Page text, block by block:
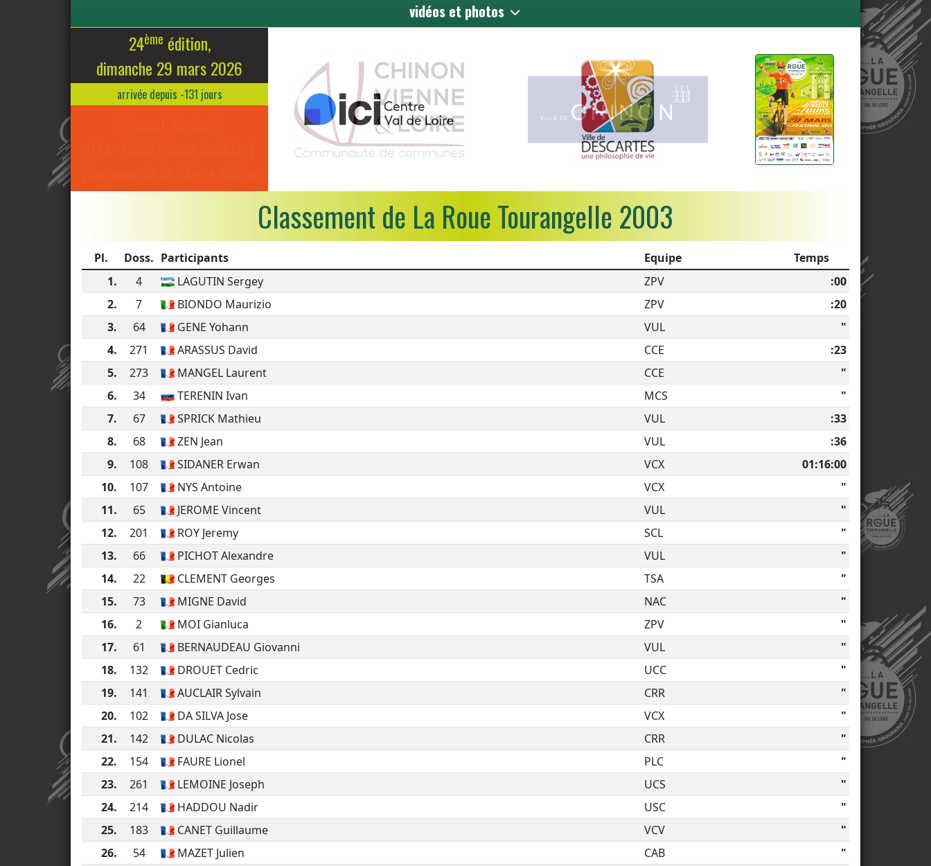
vidéos et photos
24ème édition,
dimanche 29 mars 2026
arrivée depuis -131 jours
Classement de La Roue Tourangelle 2003
Pl. Doss. Participants Equipe
Temps
1.
4 LAGUTIN Sergey ZPV
:00
2.
7 BIONDO Maurizio ZPV
:20
3.
64 GENE Yohann VUL
"
4.
271 ARASSUS David CCE
:23
5.
273 MANGEL Laurent CCE
"
6.
34 TERENIN Ivan MCS
"
7.
67 SPRICK Mathieu VUL
:33
8.
68 ZEN Jean VUL
:36
9.
108 SIDANER Erwan VCX
01:16:00
10.
107 NYS Antoine VCX
"
11.
65 JEROME Vincent VUL
"
12.
201 ROY Jeremy SCL
"
13.
66 PICHOT Alexandre VUL
"
14.
22 CLEMENT Georges TSA
"
15.
73 MIGNE David NAC
"
16.
2 MOI Gianluca ZPV
"
17.
61 BERNAUDEAU Giovanni VUL
"
18.
132 DROUET Cedric UCC
"
19.
141 AUCLAIR Sylvain CRR
"
20.
102 DA SILVA Jose VCX
"
21.
142 DULAC Nicolas CRR
"
22.
154 FAURE Lionel PLC
"
23.
261 LEMOINE Joseph UCS
"
24.
214 HADDOU Nadir USC
"
25.
183 CANET Guillaume VCV
"
26.
54 MAZET Julien CAB "